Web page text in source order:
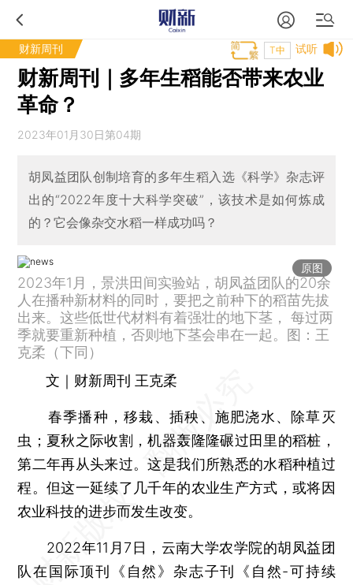
财新周刊 试听
T中
财新周刊｜多年生稻能否带来农业
革命？
2023年01月30日第04期
胡凤益团队创制培育的多年生稻入选《科学》杂志评
出的“2022年度十大科学突破”，该技术是如何炼成
的？它会像杂交水稻一样成功吗？
原图
2023年1月，景洪田间实验站，胡凤益团队的20余
人在播种新材料的同时，要把之前种下的稻苗先拔
出来。这些低世代材料有着强壮的地下茎， 每过两
季就要重新种植，否则地下茎会串在一起。图：王
克柔（下同）
文｜财新周刊 王克柔
春季播种，移栽、插秧、施肥浇水、除草灭
虫；夏秋之际收割，机器轰隆隆碾过田里的稻桩，
第二年再从头来过。这是我们所熟悉的水稻种植过
程。但这一延续了几千年的农业生产方式，或将因
农业科技的进步而发生改变。
2022年11月7日，云南大学农学院的胡凤益团
队在国际顶刊《自然》杂志子刊《自然-可持续